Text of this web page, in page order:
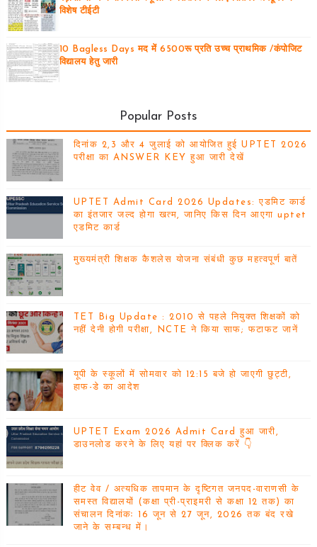
विशेष टीईटी
10 Bagless Days मद में 6500रू प्रति उच्च प्राथमिक /कंपोजिट
विद्यालय हेतु जारी
Popular Posts
दिनांक 2,3 और 4 जुलाई को आयोजित हुई UPTET 2026
परीक्षा का ANSWER KEY हुआ जारी देखें
UPTET Admit Card 2026 Updates: एडमिट कार्ड
का इंतजार जल्द होगा खत्म, जानिए किस दिन आएगा uptet
एडमिट कार्ड
मुख्यमंत्री शिक्षक कैशलेस योजना संबंधी कुछ महत्वपूर्ण बातें
TET Big Update : 2010 से पहले नियुक्त शिक्षकों को
नहीं देनी होगी परीक्षा, NCTE ने किया साफ; फटाफट जानें
यूपी के स्कूलों में सोमवार को 12:15 बजे हो जाएगी छुट्टी,
हाफ-डे का आदेश
UPTET Exam 2026 Admit Card हुआ जारी,
डाउनलोड करने के लिए यहां पर क्लिक करें 👇
हीट वेव / अत्यधिक तापमान के दृष्टिगत जनपद-वाराणसी के
समस्त विद्यालयों (कक्षा प्री-प्राइमरी से कक्षा 12 तक) का
संचालन दिनांकः 16 जून से 27 जून, 2026 तक बंद रखे
जाने के सम्बन्ध में।